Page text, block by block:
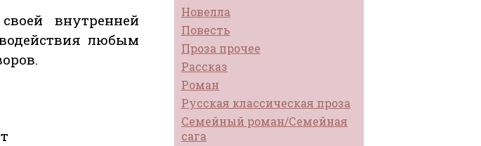
Новелла
Повесть
Проза прочее
Рассказ
Роман
Русская классическая проза
Семейный роман/Семейная
сага
внутренней
любым